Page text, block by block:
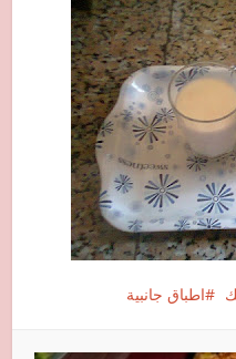
اطباق جانبية